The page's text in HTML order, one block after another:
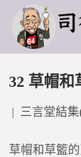
32 草帽和
Posted
三言堂結
草帽和草籃